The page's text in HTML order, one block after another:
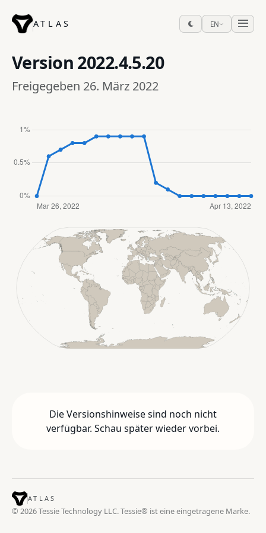
ATLAS EN
Version 2022.4.5.20
Freigegeben 26. März 2022
Die Versionshinweise sind noch nicht
verfügbar. Schau später wieder vorbei.
ATLAS
© 2026 Tessie Technology LLC. Tessie® ist eine eingetragene Marke.